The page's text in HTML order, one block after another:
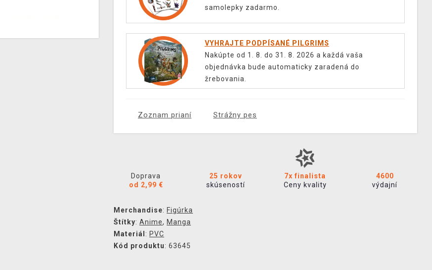
samolepky zadarmo.
VYHRAJTE PODPÍSANÉ PILGRIMS
Nakúpte od 1. 8. do 31. 8. 2026 a každá vaša
objednávka bude automaticky zaradená do
žrebovania.
Zoznam prianí Strážny pes
Doprava
od 2,99 €
25 rokov
skúseností
7x finalista
Ceny kvality
4600
výdajní
Merchandise: Figúrka
Štítky: Anime, Manga
Materiál : PVC
Kód produktu: 63645